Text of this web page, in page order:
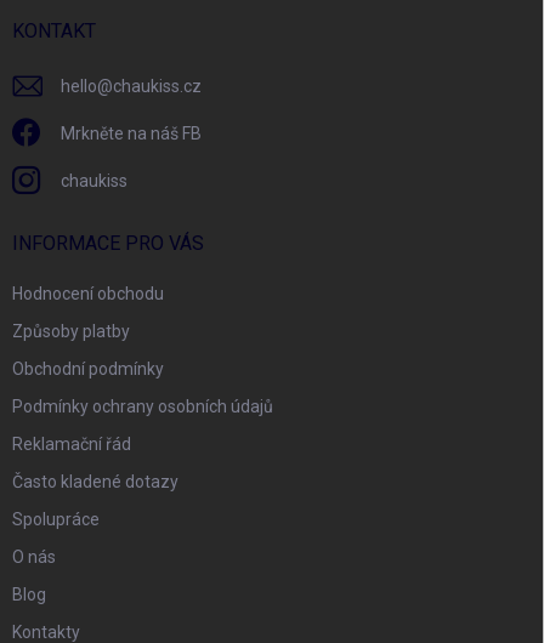
KONTAKT
hello@chaukiss.cz
Mrkněte na náš FB
chaukiss
INFORMACE PRO VÁS
Hodnocení obchodu
Způsoby platby
Obchodní podmínky
Podmínky ochrany osobních údajů
Reklamační řád
Často kladené dotazy
Spolupráce
O nás
Blog
Kontakty